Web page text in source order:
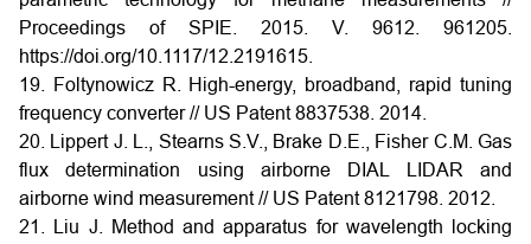
Proceedings of SPIE. 2015. V. 9612. 961205.
https://doi.org/10.1117/12.2191615.
19. Foltynowicz R. High-energy, broadband, rapid tuning
frequency converter // US Patent 8837538. 2014.
20. Lippert J. L., Stearns S.V., Brake D.E., Fisher C.M. Gas
flux determination using airborne DIAL LIDAR and
airborne wind measurement // US Patent 8121798. 2012.
21. Liu J. Method and apparatus for wavelength locking